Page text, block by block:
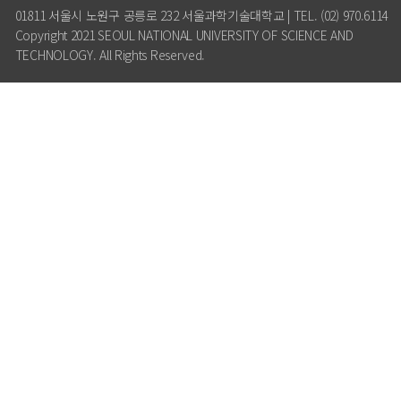
01811 서울시 노원구 공릉로 232 서울과학기술대학교 | TEL. (02) 970.6114
Copyright 2021 SEOUL NATIONAL UNIVERSITY OF SCIENCE AND
TECHNOLOGY. All Rights Reserved.